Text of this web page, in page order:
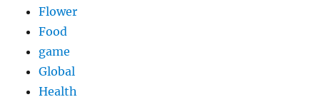
Flower
Food
game
Global
Health